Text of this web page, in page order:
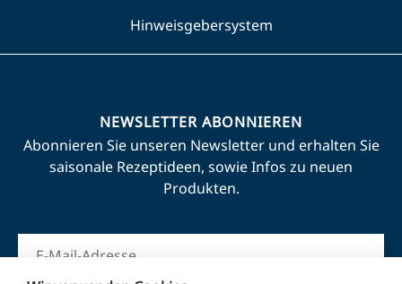
Hinweisgebersystem
NEWSLETTER ABONNIEREN
Abonnieren Sie unseren Newsletter und erhalten Sie
saisonale Rezeptideen, sowie Infos zu neuen
Produkten.